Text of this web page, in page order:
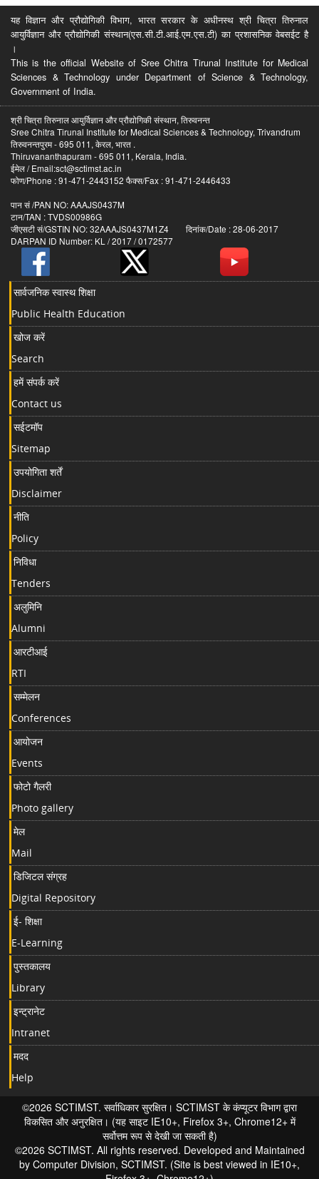
यह विज्ञान और प्रौद्योगिकी विभाग, भारत सरकार के अधीनस्थ श्री चित्रा तिरुनाल
आयुर्विज्ञान और प्रौद्योगिकी संस्थान(एस.सी.टी.आई.एम.एस.टी) का प्रशासनिक वेबसईट है
।
This is the official Website of Sree Chitra Tirunal Institute for Medical
Sciences & Technology under Department of Science & Technology,
Government of India.
श्री चित्रा तिरुनाल आयुर्विज्ञान और प्रौद्योगिकी संस्थान, तिरुवनन्त
Sree Chitra Tirunal Institute for Medical Sciences & Technology, Trivandrum
तिरुवनन्तपुरम - 695 011, केरल, भारत .
Thiruvananthapuram - 695 011, Kerala, India.
ईमेल / Email:sct@sctimst.ac.in
फोण/Phone : 91-471-2443152 फैक्स/Fax : 91-471-2446433
पान सं /PAN NO: AAAJS0437M
टान/TAN : TVDS00986G
जीएसटी सं/GSTIN NO: 32AAAJS0437M1Z4 दिनांक/Date : 28-06-2017
DARPAN ID Number: KL / 2017 / 0172577
सार्वजनिक स्वास्थ शिक्षा
Public Health Education
खोज करें
Search
हमें संपर्क करें
Contact us
सईटमॉप
Sitemap
उपयोगिता शर्तें
Disclaimer
नीति
Policy
निविधा
Tenders
अलुमिनि
Alumni
आरटीआई
RTI
सम्मेलन
Conferences
आयोजन
Events
फोटो गैलरी
Photo gallery
मेल
Mail
डिजिटल संग्रह
Digital Repository
ई- शिक्षा
E-Learning
पुस्तकालय
Library
इन्ट्रानेट
Intranet
मदद
Help
©2026 SCTIMST. सर्वाधिकार सुरक्षित। SCTIMST के कंप्यूटर विभाग द्वारा
विकसित और अनुरक्षित। (यह साइट IE10+, Firefox 3+, Chrome12+ में
सर्वोत्तम रूप से देखी जा सकती है)
©2026 SCTIMST. All rights reserved. Developed and Maintained
by Computer Division, SCTIMST. (Site is best viewed in IE10+,